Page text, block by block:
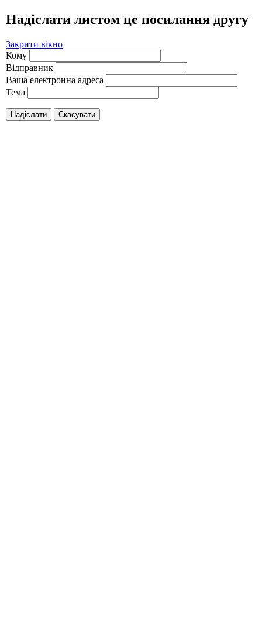
Надіслати листом це посилання другу
Закрити вікно
Кому
Відправник
Ваша електронна адреса
Тема
Надіслати Скасувати